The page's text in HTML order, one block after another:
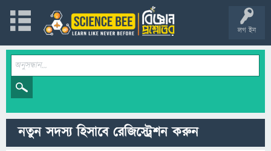
লগ ইন
নতুন সদস্য হিসাবে রেজিস্ট্রেশন করুন